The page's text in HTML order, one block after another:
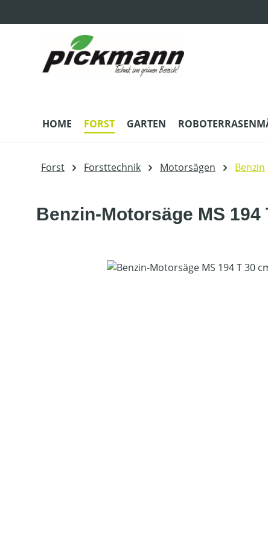
HOME FORST GARTEN
Forst Forsttechnik Motorsägen Benzin
Benzin-Motorsäge MS 194
Bildergalerie überspringen